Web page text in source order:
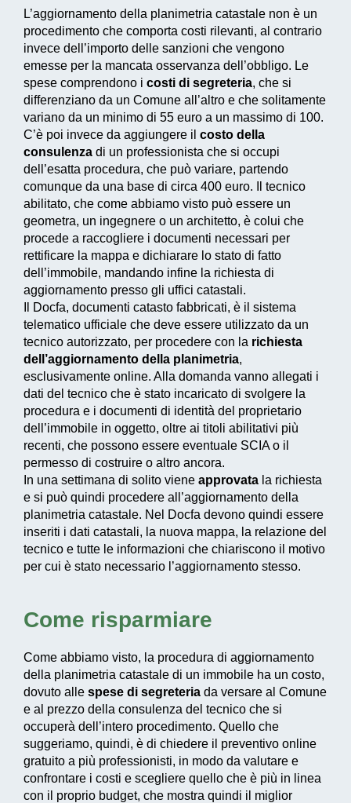
L’aggiornamento della planimetria catastale non è un
procedimento che comporta costi rilevanti, al contrario
invece dell’importo delle sanzioni che vengono
emesse per la mancata osservanza dell’obbligo. Le
spese comprendono i costi di segreteria, che si
differenziano da un Comune all’altro e che solitamente
variano da un minimo di 55 euro a un massimo di 100.
C’è poi invece da aggiungere il costo della
consulenza di un professionista che si occupi
dell’esatta procedura, che può variare, partendo
comunque da una base di circa 400 euro. Il tecnico
abilitato, che come abbiamo visto può essere un
geometra, un ingegnere o un architetto, è colui che
procede a raccogliere i documenti necessari per
rettificare la mappa e dichiarare lo stato di fatto
dell’immobile, mandando infine la richiesta di
aggiornamento presso gli uffici catastali.
Docfa, documenti catasto fabbricati, è il sistema
telematico ufficiale che deve essere utilizzato da un
tecnico autorizzato, per procedere con la richiesta
dell’aggiornamento della planimetria,
esclusivamente online. Alla domanda vanno allegati i
dati del tecnico che è stato incaricato di svolgere la
procedura e i documenti di identità del proprietario
dell’immobile in oggetto, oltre ai titoli abilitativi più
recenti, che possono essere eventuale SCIA o il
permesso di costruire o altro ancora.
In una settimana di solito viene approvata la richiesta
e si può quindi procedere all’aggiornamento della
planimetria catastale. Nel Docfa devono quindi essere
inseriti i dati catastali, la nuova mappa, la relazione del
tecnico e tutte le informazioni che chiariscono il motivo
per cui è stato necessario l’aggiornamento stesso.
Come risparmiare
Come abbiamo visto, la procedura di aggiornamento
della planimetria catastale di un immobile ha un costo,
dovuto alle spese di segreteria da versare al Comune
e al prezzo della consulenza del tecnico che si
occuperà dell’intero procedimento. Quello che
suggeriamo, quindi, è di chiedere il preventivo online
gratuito a più professionisti, in modo da valutare e
confrontare i costi e scegliere quello che è più in linea
con il proprio budget, che mostra quindi il miglior